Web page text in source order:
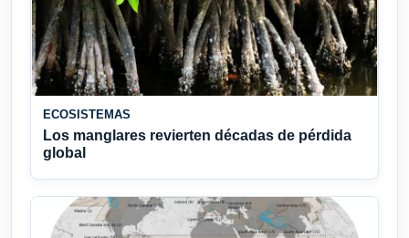
ECOSISTEMAS
Los manglares revierten décadas de pérdida
global